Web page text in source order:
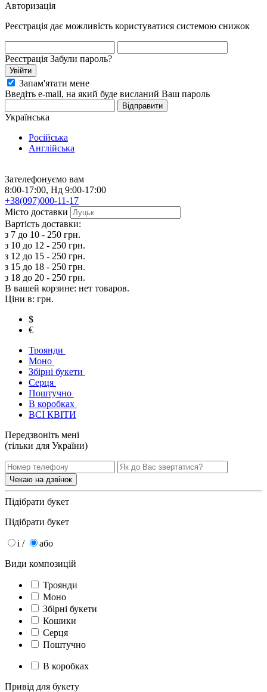
Авторизація
Реєстрація дає можливість користуватися системою снижок
Реєстрація Забули пароль?
Запам'ятати мене
Введіть e-mail, на який буде висланий Ваш пароль
Українська
Російська
Англійська
Зателефонуємо вам
8:00-17:00, Нд 9:00-17:00
+38(097)000-11-17
Місто доставки
Вартiсть доставки:
з 7 до 10 - 250 грн.
з 10 до 12 - 250 грн.
з 12 до 15 - 250 грн.
з 15 до 18 - 250 грн.
з 18 до 20 - 250 грн.
В вашей корзине: нет товаров.
Ціни в: грн.
$
€
Троянди
Моно
Збірні букети
Серця
Поштучно
В коробках
ВСІ КВІТИ
Передзвоніть мені
(тільки для України)
Підібрати букет
Підібрати букет
i /
або
Види композицій
Троянди
Моно
Збірні букети
Кошики
Серця
Поштучно
В коробках
Привід для букету